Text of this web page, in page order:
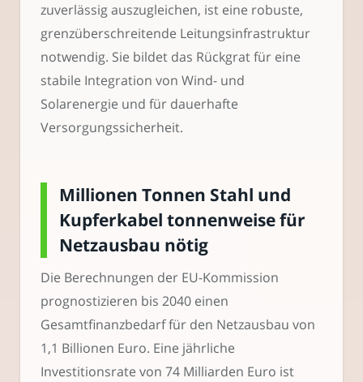
zuverlässig auszugleichen, ist eine robuste,
grenzüberschreitende Leitungsinfrastruktur
notwendig. Sie bildet das Rückgrat für eine
stabile Integration von Wind- und
Solarenergie und für dauerhafte
Versorgungssicherheit.
Millionen Tonnen Stahl und
Kupferkabel tonnenweise für
Netzausbau nötig
Die Berechnungen der EU-Kommission
prognostizieren bis 2040 einen
Gesamtfinanzbedarf für den Netzausbau von
1,1 Billionen Euro. Eine jährliche
Investitionsrate von 74 Milliarden Euro ist